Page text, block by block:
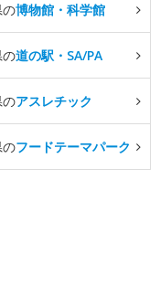
博物館・科学館
道の駅・SA/PA
アスレチック
フードテーマパーク